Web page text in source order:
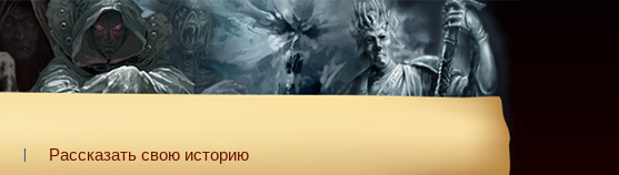
Рассказать свою историю